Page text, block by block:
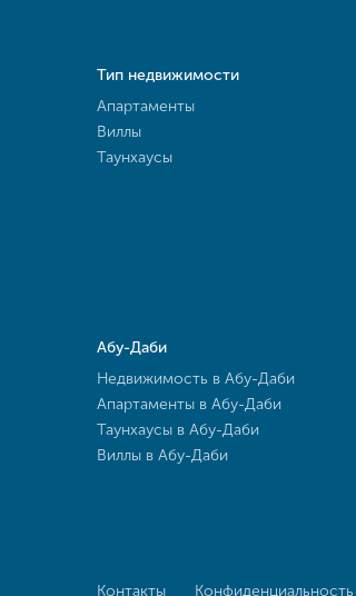
Тип недвижимости
Апартаменты
Виллы
Таунхаусы
Абу-Даби
Недвижимость в Абу-Даби
Апартаменты в Абу-Даби
Таунхаусы в Абу-Даби
Виллы в Абу-Даби
Контакты Конфиденциальность